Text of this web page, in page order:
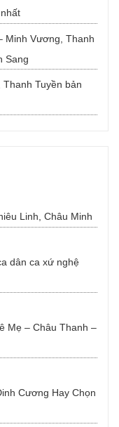
Minh Vương, Thanh
Sang
Tuyền bản
Linh, Châu Minh
dân ca xứ nghệ
Mẹ – Châu Thanh –
Cương Hay Chọn